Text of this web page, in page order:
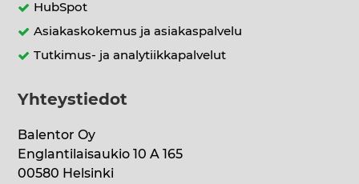
HubSpot
Asiakaskokemus ja asiakaspalvelu
Tutkimus- ja analytiikkapalvelut
Yhteystiedot
Balentor Oy
Englantilaisaukio 10 A 165
00580 Helsinki